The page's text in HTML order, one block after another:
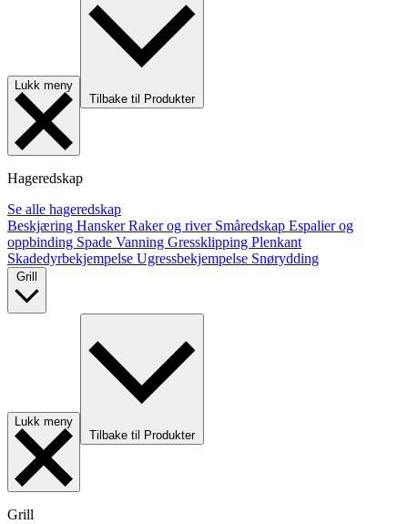
Lukk meny
Tilbake til Produkter
Hageredskap
Se alle hageredskap
Beskjæring HanskerRaker og river Småredskap Espalier og
oppbinding Spade Vanning Gressklipping Plenkant
Skadedyrbekjempelse Ugressbekjempelse Snørydding
Lukk meny
Tilbake til Produkter
Grill